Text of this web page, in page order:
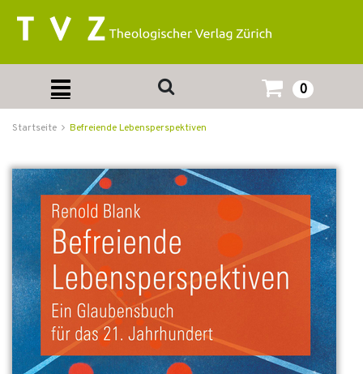
0
Startseite Befreiende Lebensperspektiven